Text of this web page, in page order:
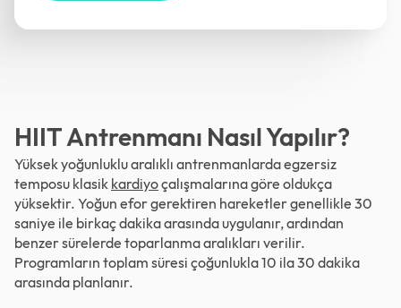
HIIT Antrenmanı Nasıl Yapılır?
Yüksek yoğunluklu aralıklı antrenmanlarda egzersiz
temposu klasik kardiyoçalışmalarına göre oldukça
yüksektir. Yoğun efor gerektiren hareketler genellikle 30
saniye ile birkaç dakika arasında uygulanır, ardından
benzer sürelerde toparlanma aralıkları verilir.
Programların toplam süresi çoğunlukla 10 ila 30 dakika
arasında planlanır.